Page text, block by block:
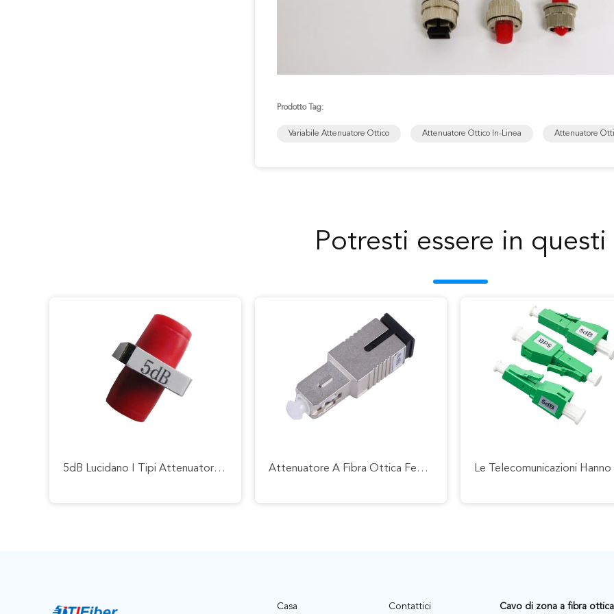
Prodotto Tag:
Variabile Attenuatore Ottico Attenuatore Ottico In-Linea Attenuatore
Potresti essere in questi
5dB Lucidano I Tipi Attenuatore Fisso Facoltativo Della Fibra Di FC Per Le Reti Locali Attenuatore A Fibra Ottica Femminile & Maschio Dello Sc, Alto Attenuatore Della Fibra Mista Di Direzionalità
Casa Contattici Cavo di zona a fibra ottica